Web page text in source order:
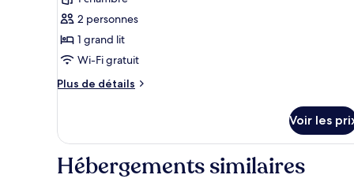
pour
ce
type
de
chambre :
1
grand
lit
2 personnes
1 grand lit
Wi-Fi gratuit
Plus de détails
Plus
le
type
de
Voir les
Hébergements similaires